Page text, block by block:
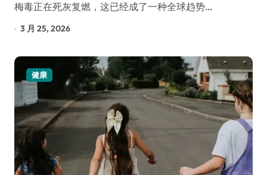
梅毒正在死灰复燃，这已经成了一种全球趋势…
3 月 25, 2026
健康